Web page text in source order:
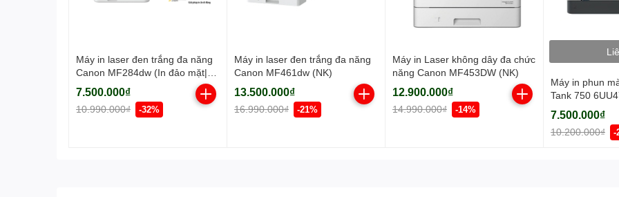
Máy in laser đen trắng đa năng
Canon MF284dw (In đảo mặt|
Copy| Scan| ADF A4| A5| USB|
LAN| WIFI)
7.500.000₫
10.990.000₫ -32%
Máy in laser đen trắng đa năng
Canon MF461dw (NK)
13.500.000₫
16.990.000₫ -21%
Máy in Laser không dây đa chức
năng Canon MF453DW (NK)
12.900.000₫
14.990.000₫ -14%
Máy in phun
Tank 750
Copy/ Scan/
USB/ WIFI)
7.500.000₫
10.200.000₫ -